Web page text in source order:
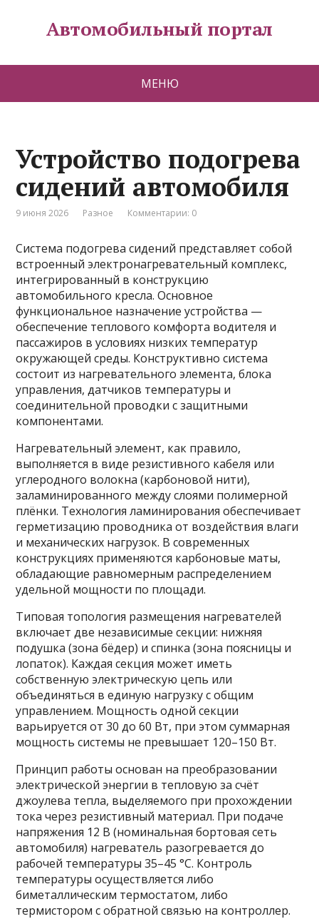
Автомобильный портал
МЕНЮ
Устройство подогрева
сидений автомобиля
9 июня 2026 Разное Комментарии: 0
Система подогрева сидений представляет собой
встроенный электронагревательный комплекс,
интегрированный в конструкцию
автомобильного кресла. Основное
функциональное назначение устройства —
обеспечение теплового комфорта водителя и
пассажиров в условиях низких температур
окружающей среды. Конструктивно система
состоит из нагревательного элемента, блока
управления, датчиков температуры и
соединительной проводки с защитными
компонентами.
Нагревательный элемент, как правило,
выполняется в виде резистивного кабеля или
углеродного волокна (карбоновой нити),
заламинированного между слоями полимерной
плёнки. Технология ламинирования обеспечивает
герметизацию проводника от воздействия влаги
и механических нагрузок. В современных
конструкциях применяются карбоновые маты,
обладающие равномерным распределением
удельной мощности по площади.
Типовая топология размещения нагревателей
включает две независимые секции: нижняя
подушка (зона бёдер) и спинка (зона поясницы и
лопаток). Каждая секция может иметь
собственную электрическую цепь или
объединяться в единую нагрузку с общим
управлением. Мощность одной секции
варьируется от 30 до 60 Вт, при этом суммарная
мощность системы не превышает 120–150 Вт.
Принцип работы основан на преобразовании
электрической энергии в тепловую за счёт
джоулева тепла, выделяемого при прохождении
тока через резистивный материал. При подаче
напряжения 12 В (номинальная бортовая сеть
автомобиля) нагреватель разогревается до
рабочей температуры 35–45 °C. Контроль
температуры осуществляется либо
биметаллическим термостатом, либо
термистором с обратной связью на контроллер.